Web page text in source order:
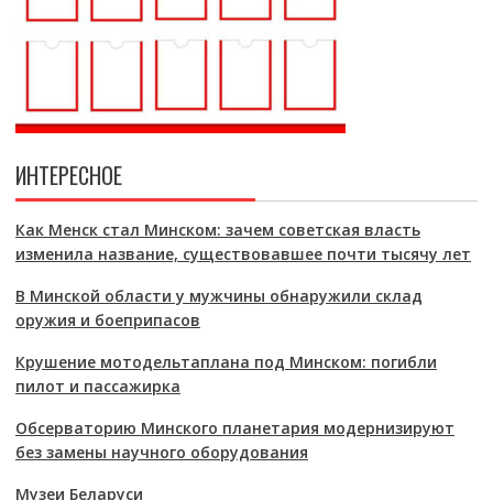
ИНТЕРЕСНОЕ
Как Менск стал Минском: зачем советская власть
изменила название, существовавшее почти тысячу лет
В Минской области у мужчины обнаружили склад
оружия и боеприпасов
Крушение мотодельтаплана под Минском: погибли
пилот и пассажирка
Обсерваторию Минского планетария модернизируют
без замены научного оборудования
Музеи Беларуси